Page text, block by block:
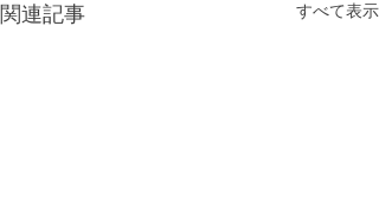
関連記事 すべて表示